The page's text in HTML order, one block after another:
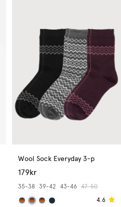
Wool Sock Everyday 3-p
179kr
35-38 39-42 43-46
47-50
4.6